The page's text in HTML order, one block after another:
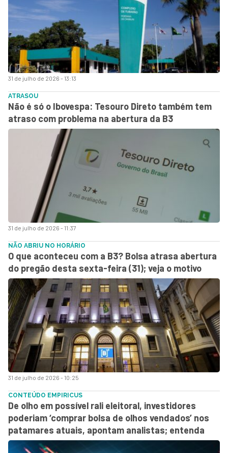
31 de julho de 2026 - 13:13
31 de julho de 2026 - 11:37
ATRASOU
Não é só o Ibovespa: Tesouro Direto também tem
atraso com problema na abertura da B3
31 de julho de 2026 - 10:25
NÃO ABRIU NO HORÁRIO
O que aconteceu com a B3? Bolsa atrasa abertura
do pregão desta sexta-feira (31); veja o motivo
CONTEÚDO EMPIRICUS
De olho em possível rali eleitoral, investidores
poderiam ‘comprar bolsa de olhos vendados’ nos
patamares atuais, apontam analistas; entenda